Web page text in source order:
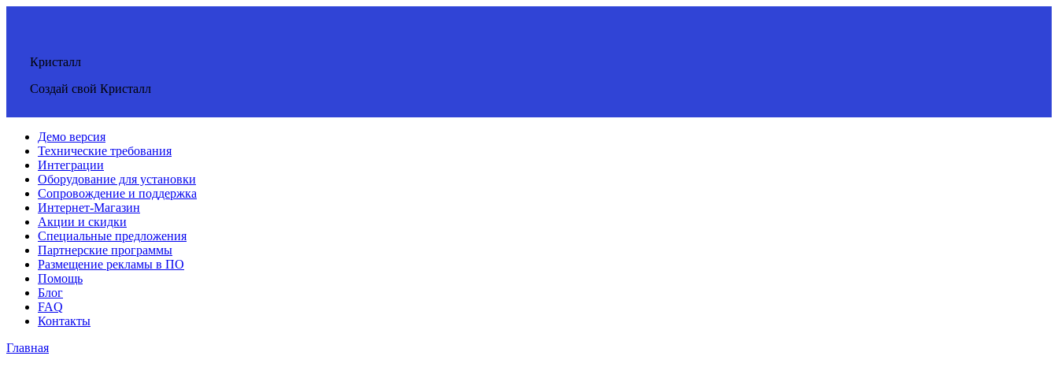
Кристалл
Создай свой Кристалл
Демо версия
Технические требования
Интеграции
Оборудование для установки
Сопровождение и поддержка
Интернет-Магазин
Акции и скидки
Специальные предложения
Партнерские программы
Размещение рекламы в ПО
Помощь
Блог
FAQ
Контакты
Главная